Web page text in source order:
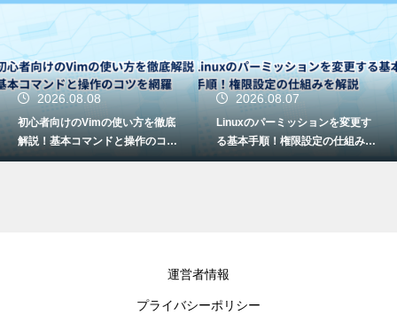
2026.08.08
初心者向けのVimの使い方を徹底
解説！基本コマンドと操作のコツ
を網羅
2026.08.07
Linuxのパーミッションを変更す
る基本手順！権限設定の仕組みを
解説
運営者情報
プライバシーポリシー